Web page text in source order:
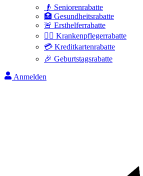
👴 Seniorenrabatte
🏥 Gesundheitsrabatte
🚨 Ersthelferrabatte
👩‍⚕️ Krankenpflegerrabatte
💳 Kreditkartenrabatte
🎉 Geburtstagsrabatte
Anmelden